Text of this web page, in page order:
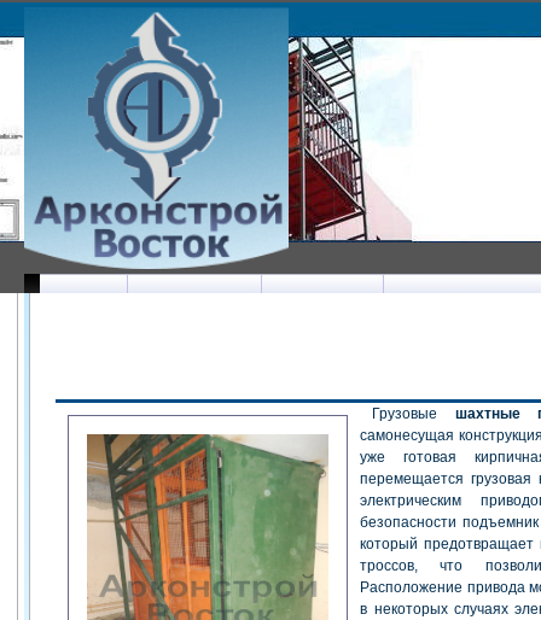
Грузовые шахтные
самонесущая
уже готовая
перемещается грузовая
электрическим
безопасности
который
троссов, что
Расположение привода
в некоторых случаях